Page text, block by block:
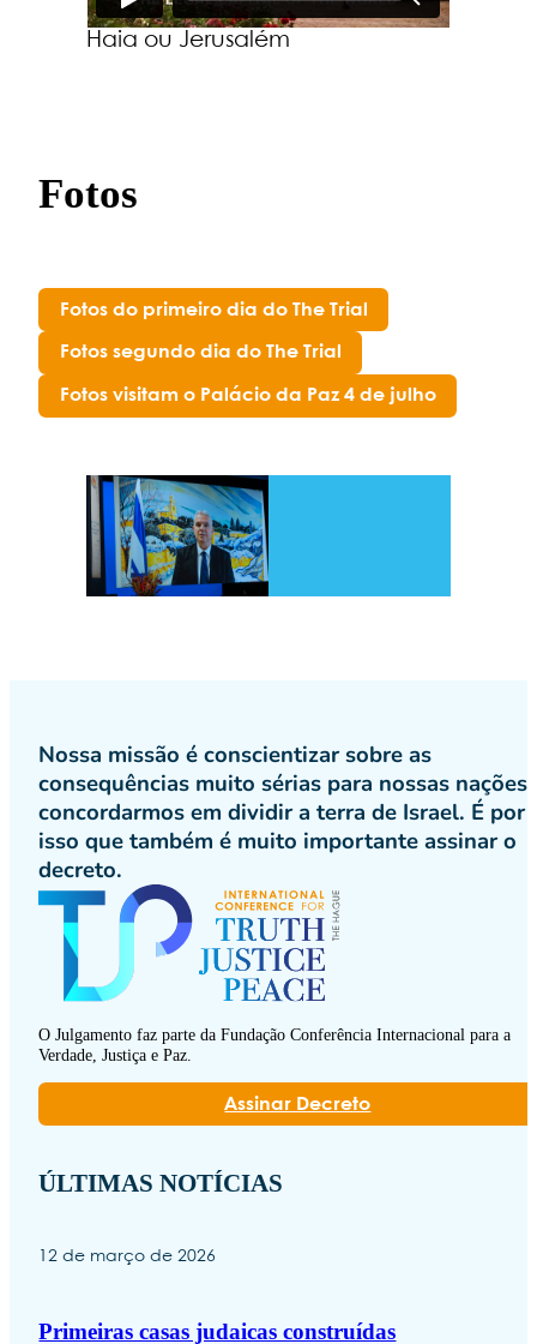
Haia ou Jerusalém
Fotos
Fotos do primeiro dia do The Trial
Fotos segundo dia do The Trial
Fotos visitam o Palácio da Paz 4 de julho
Nossa missão é conscientizar sobre as
consequências muito sérias para nossas nações
concordarmos em dividir a terra de Israel. É por
isso que também é muito importante assinar o
decreto.
O Julgamento faz parte da Fundação Conferência Internacional para a
Verdade, Justiça e Paz.
Assinar Decreto
ÚLTIMAS NOTÍCIAS
12 de março de 2026
Primeiras casas judaicas construídas